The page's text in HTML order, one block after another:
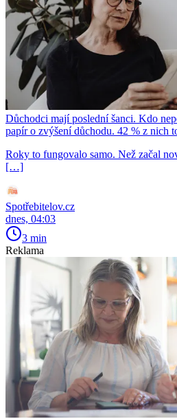
Důchodci mají poslední šanci. Kdo
papír o zvýšení důchodu. 42 % z nich
Roky to fungovalo samo. Než začal
[…]
Spotřebitelov.cz
dnes, 04:03
3 min
Reklama